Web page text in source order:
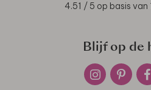
4.51 / 5 op basis van
Blijf op de